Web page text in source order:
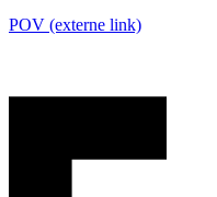
POV (externe link)